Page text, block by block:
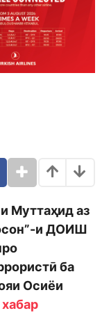
Муттаҳид аз
и ДОИШ
ба
Осиёи
хабар